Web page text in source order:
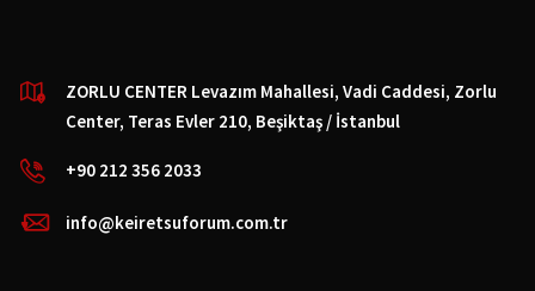
ZORLU CENTER Levazım Mahallesi, Vadi Caddesi, Zorlu
Center, Teras Evler 210, Beşiktaş / İstanbul
+90 212 356 2033
info@keiretsuforum.com.tr